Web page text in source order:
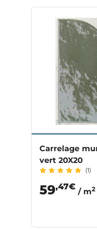
Carrelage
vert 20X20
(1)
59,47€
/ m2